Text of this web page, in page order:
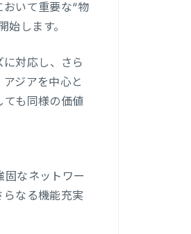
いて重要な“物
します。
対応し、さら
ジアを中心と
ても同様の価値
なネットワー
なる機能充実